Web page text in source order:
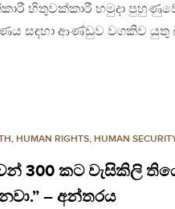
හිතුවක්කාරී හමුදා
සඳහා ආණ්ඩුව වගකිව යුතු
, HUMAN RIGHTS, HUMAN
300 කට වැසිකිලි
– අන්තරය